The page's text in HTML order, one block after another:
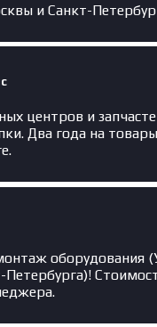
и Санкт-
центров и
Два года на
оборудования